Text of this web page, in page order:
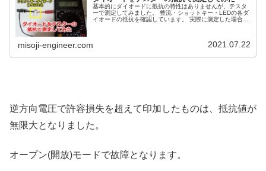
基本的にダイオードに抵抗の特性はありませんが、テスタ
ーで測定してみました。 整流・ショットキー・LEDの各ダ
イオードの抵抗を確認しています。 実際に測定した場合、
misoji-engineer.com 2021.07.22
逆方向電圧で許容損失を超えて印加したものは、抵抗値が
無限大となりました。
オープン(開放)モードで故障となります。